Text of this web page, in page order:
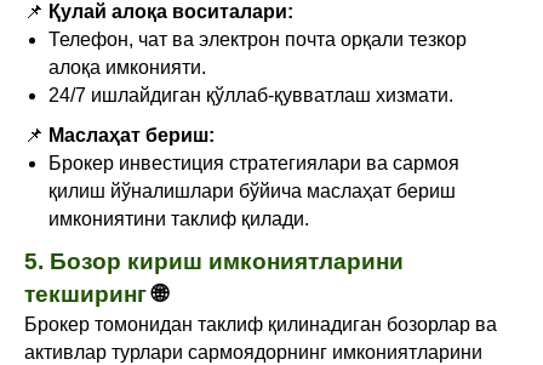
📌 Қулай алоқа воситалари:
Телефон, чат ва электрон почта орқали тезкор
алоқа имконияти.
24/7 ишлайдиган қўллаб-қувватлаш хизмати.
📌 Маслаҳат бериш:
Брокер инвестиция стратегиялари ва сармоя
қилиш йўналишлари бўйича маслаҳат бериш
имкониятини таклиф қилади.
5. Бозор кириш имкониятларини
текширинг🌐
Брокер томонидан таклиф қилинадиган бозорлар ва
активлар турлари сармоядорнинг имкониятларини